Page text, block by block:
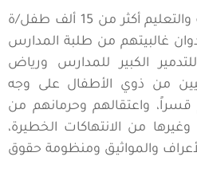
وارتقى بحسب وزارة التربية والتعليم أكثر من 15 ألف طفل/ة
غالبيتهم من طلبة المدارس
الكبير للمدارس ورياض
من ذوي الأطفال على وجه
قسراً، واعتقالهم وحرمانهم من
من الانتهاكات الخطيرة،
والمواثيق ومنظومة حقوق